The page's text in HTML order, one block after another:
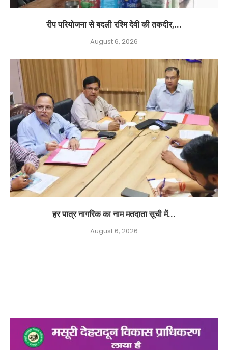
रीप परियोजना से बदली रश्मि देवी की तकदीर,...
August 6, 2026
हर पात्र नागरिक का नाम मतदाता सूची में...
August 6, 2026